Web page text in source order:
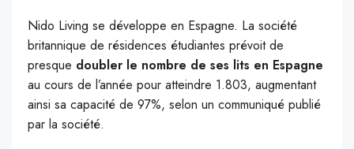
Nido Living se développe en Espagne. La société
britannique de résidences étudiantes prévoit de
presque doubler le nombre de ses lits en Espagne
au cours de l’année pour atteindre 1.803, augmentant
ainsi sa capacité de 97%, selon un communiqué publié
par la société.